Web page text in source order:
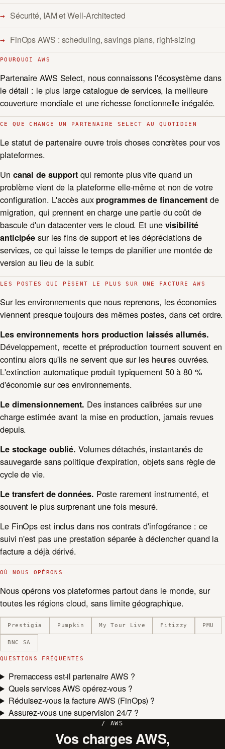
Sécurité, IAM et Well-Architected
FinOps AWS : scheduling, savings plans, right-sizing
POURQUOI AWS
Partenaire AWS Select, nous connaissons l'écosystème dans
le détail : le plus large catalogue de services, la meilleure
couverture mondiale et une richesse fonctionnelle inégalée.
CE QUE CHANGE UN PARTENAIRE SELECT AU QUOTIDIEN
Le statut de partenaire ouvre trois choses concrètes pour vos
plateformes.
Un canal de support qui remonte plus vite quand un
problème vient de la plateforme elle-même et non de votre
configuration. L'accès aux programmes de financement de
migration, qui prennent en charge une partie du coût de
bascule d'un datacenter vers le cloud. Et une visibilité
anticipée sur les fins de support et les dépréciations de
services, ce qui laisse le temps de planifier une montée de
version au lieu de la subir.
LES POSTES QUI PÈSENT LE PLUS SUR UNE FACTURE AWS
Sur les environnements que nous reprenons, les économies
viennent presque toujours des mêmes postes, dans cet ordre.
Les environnements hors production laissés allumés.
Développement, recette et préproduction tournent souvent en
continu alors qu'ils ne servent que sur les heures ouvrées.
L'extinction automatique produit typiquement 50 à 80 %
d'économie sur ces environnements.
Le dimensionnement. Des instances calibrées sur une
charge estimée avant la mise en production, jamais revues
depuis.
Le stockage oublié. Volumes détachés, instantanés de
sauvegarde sans politique d'expiration, objets sans règle de
cycle de vie.
Le transfert de données. Poste rarement instrumenté, et
souvent le plus surprenant une fois mesuré.
Le FinOps est inclus dans nos contrats d'infogérance : ce
suivi n'est pas une prestation séparée à déclencher quand la
facture a déjà dérivé.
OÙ NOUS OPÉRONS
Nous opérons vos plateformes partout dans le monde, sur
toutes les régions cloud, sans limite géographique.
Prestigia Pumpkin My Tour Live Fitizzy PMU
BNC SA
QUESTIONS FRÉQUENTES
Premaccess est-il partenaire AWS ?
Quels services AWS opérez-vous ?
Réduisez-vous la facture AWS (FinOps) ?
Assurez-vous une supervision 24/7 ?
/ AWS
Vos charges AWS,